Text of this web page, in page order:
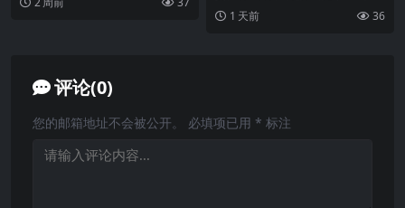
AC 24bit 48kHz _ ...
1 天前 36
评论(0)
您的邮箱地址不会被公开。 必填项已用 * 标注